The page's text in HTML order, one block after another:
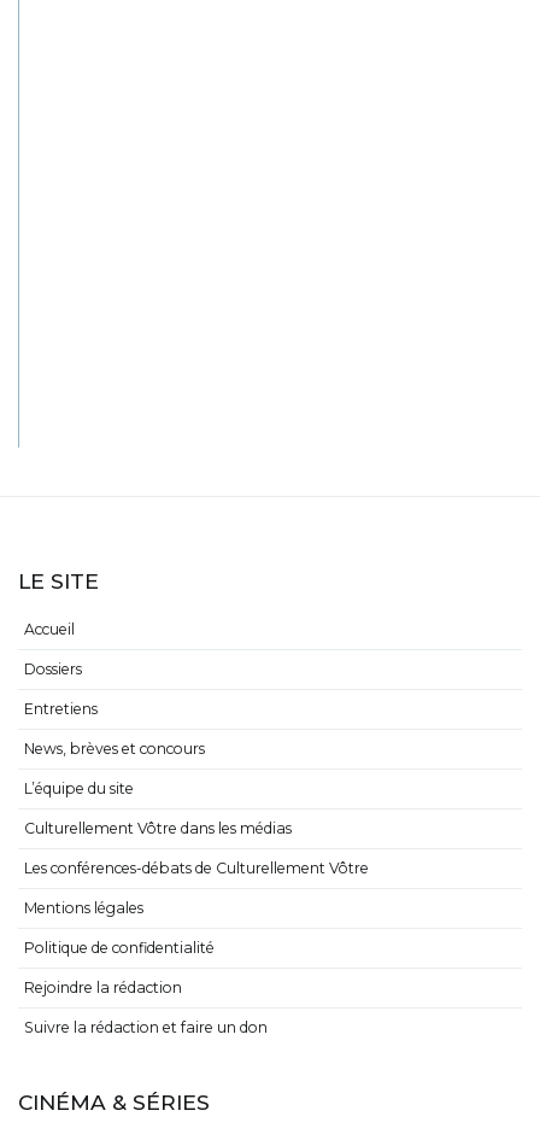
LE SITE
Accueil
Dossiers
Entretiens
News, brèves et concours
L’équipe du site
Culturellement Vôtre dans les médias
Les conférences-débats de Culturellement Vôtre
Mentions légales
Politique de confidentialité
Rejoindre la rédaction
Suivre la rédaction et faire un don
CINÉMA & SÉRIES